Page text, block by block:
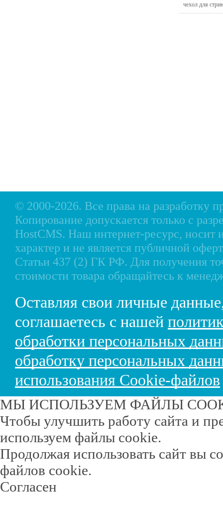
чехол для
© 2000-2026. Все права на разработку
Копирование допускается только с
HostCMS. Наш интернет-ресурс,
характер и не является публичной
Статьи 437 (2) ГК РФ. Для получения
стоимости товара обращайтесь к
Оставляя свои личные
соглашаетесь с нашей
обработки персональных
обработку персональных
использования Cookie-файлов
МЫ ИСПОЛЬЗУЕМ ФАЙЛЫ
Чтобы улучшить работу сайта и
используем файлы cookie.
Продолжая использовать сайт вы
файлов cookie.
Согласен